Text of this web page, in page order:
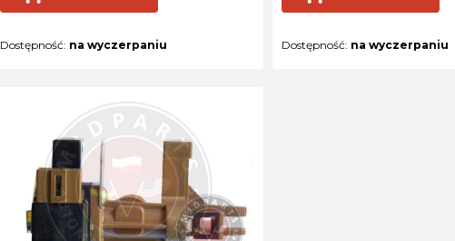
Dostępność: na wyczerpaniu Dostępność: na wyczerpaniu